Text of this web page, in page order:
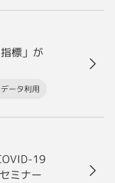
標」が
ータ利用
19
ミナー